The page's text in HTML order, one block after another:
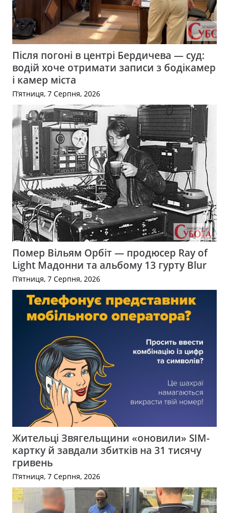
Після погоні в центрі Бердичева — суд:
водій хоче отримати записи з бодікамер
і камер міста
П’ятниця, 7 Серпня, 2026
Помер Вільям Орбіт — продюсер Ray of
Light Мадонни та альбому 13 гурту Blur
П’ятниця, 7 Серпня, 2026
Жительці Звягельщини «оновили» SIM-
картку й завдали збитків на 31 тисячу
гривень
П’ятниця, 7 Серпня, 2026